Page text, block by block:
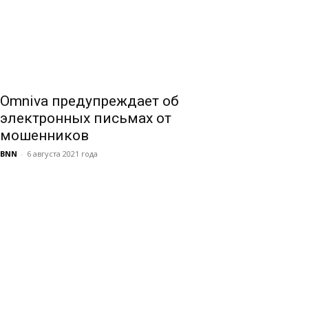
Omniva предупреждает об
электронных письмах от
мошенников
BNN - 6 августа 2021 года